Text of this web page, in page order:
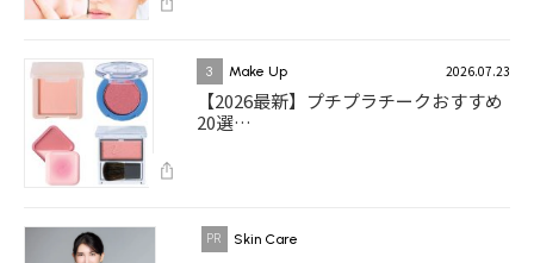
3 Make Up 2026.07.23
【2026最新】プチプラチークおすすめ
20選…
Skin Care